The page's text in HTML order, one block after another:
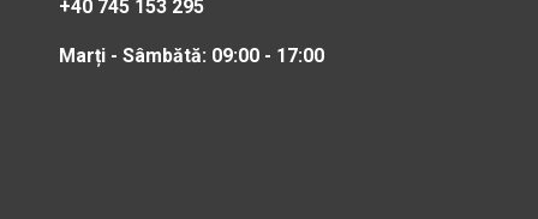
+40 745 153 295
Marți - Sâmbătă: 09:00 - 17:00